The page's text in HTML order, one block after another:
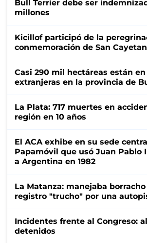
Bull Terrier debe ser
millones
Kicillof participó de la
conmemoración de San
Casi 290 mil hectáreas están
extranjeras en la provincia de
La Plata: 717 muertes en
región en 10 años
El ACA exhibe en su sede
Papamóvil que usó Juan Pablo
a Argentina en 1982
La Matanza: manejaba
registro "trucho" por una
Incidentes frente al Congreso:
detenidos